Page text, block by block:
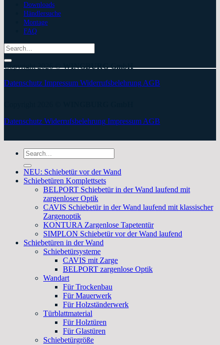
Downloads
Händlersuche
Montage
FAQ
Search
for:
Copyright 2026 ©WINGBURG GmbH
Datenschutz Impressum Widerrufsbelehrung AGB
Datenschutz Widerrufsbelehrung Impressum AGB
Search
for:
NEU: Schiebetür vor der Wand
Schiebetüren Komplettsets
BELPORT Schiebetür in der Wand laufend mit
zargenloser Optik
CAVIS Schiebetür in der Wand laufend mit klassischer
Zargenoptik
KONTURA Zargenlose Tapetentür
SIMPLON Schiebetür vor der Wand laufend
Schiebetüren in der Wand
Schiebetürsysteme
CAVIS mit Zarge
BELPORT zargenlose Optik
Wandart
Für Trockenbau
Für Mauerwerk
Für Holzständerwerk
Türblattmaterial
Für Holztüren
Für Glastüren
Schiebetürgröße